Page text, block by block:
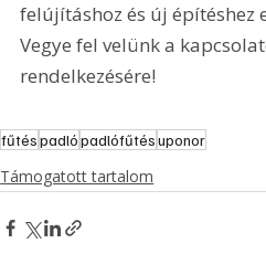
felújításhoz és új építéshez
Vegye fel velünk a
rendelkezésére!
fűtéspadlópadlófűtésuponor
Támogatott tartalom